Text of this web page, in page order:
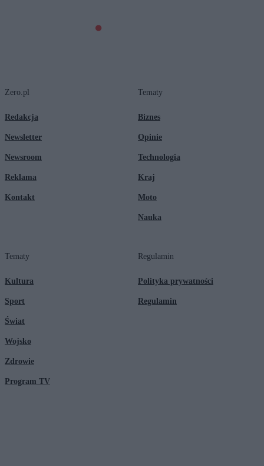
Zero.pl
Redakcja
Newsletter
Newsroom
Reklama
Kontakt
Tematy
Biznes
Opinie
Technologia
Kraj
Moto
Nauka
Tematy
Kultura
Sport
Świat
Wojsko
Zdrowie
Program TV
Regulamin
Polityka prywatności
Regulamin